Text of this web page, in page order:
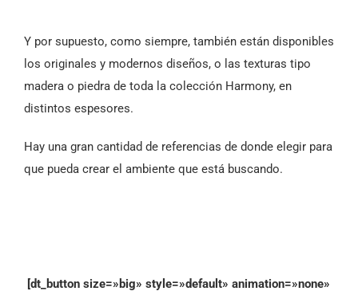
Y por supuesto, como siempre, también están disponibles
los originales y modernos diseños, o las texturas tipo
madera o piedra de toda la colección Harmony, en
distintos espesores.
Hay una gran cantidad de referencias de donde elegir para
que pueda crear el ambiente que está buscando.
[dt_button size=»big» style=»default» animation=»none»